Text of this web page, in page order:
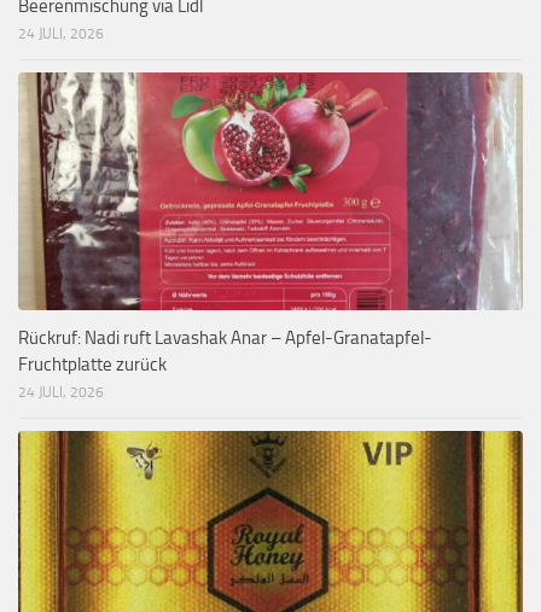
Beerenmischung via Lidl
24 JULI, 2026
Rückruf: Nadi ruft Lavashak Anar – Apfel-Granatapfel-
Fruchtplatte zurück
24 JULI, 2026